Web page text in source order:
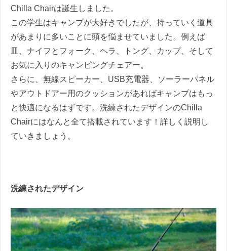
Chilla Chairは誕生しました。
この学生はキャンプが大好きでしたが、持っていく道具
があまりに多いことに頭を悩ませていました。例えば
皿、ナイフとフォーク、ヘラ、トング、カップ、そして
お気に入りのキャンピングチェアー。
さらに、無線スピーカー、 USB充電器、ソーラーパネル
やアウトドアー用のクッションがあればキャンプはもっ
と快適になるはずです。洗練されたデザインのChilla
Chairにはなんと全て搭載されています！詳しく説明し
ていきましょう。
洗練されたデザイン